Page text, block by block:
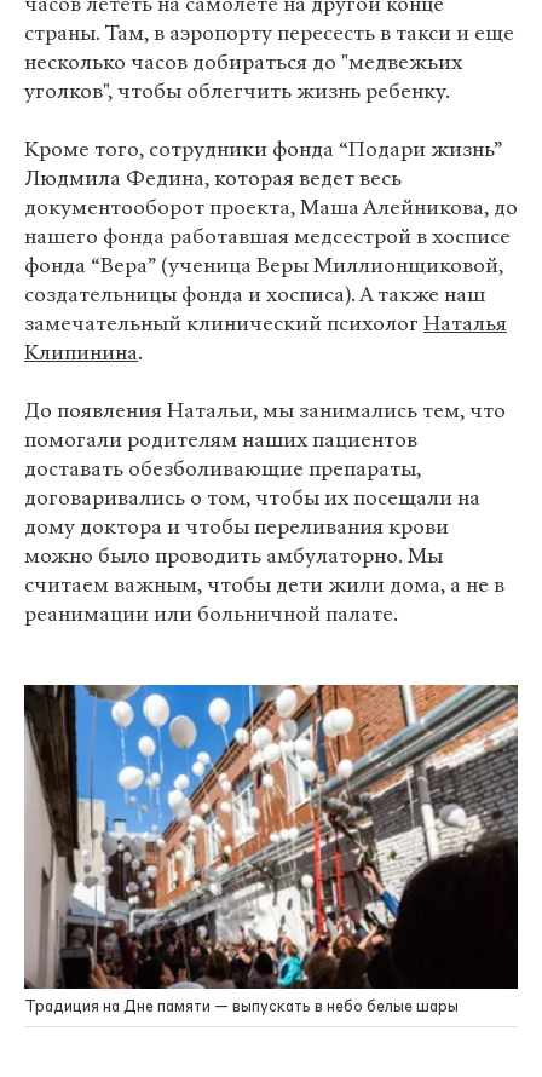
страны. Там, в аэропорту пересесть в такси и еще
несколько часов добираться до "медвежьих
уголков", чтобы облегчить жизнь ребенку.
Кроме того, сотрудники фонда “Подари жизнь”
Людмила Федина, которая ведет весь
документооборот проекта, Маша Алейникова, до
нашего фонда работавшая медсестрой в хосписе
фонда “Вера” (ученица Веры Миллионщиковой,
создательницы фонда и хосписа). А также наш
замечательный клинический психолог Наталья
Клипинина.
До появления Натальи, мы занимались тем, что
помогали родителям наших пациентов
доставать обезболивающие препараты,
договаривались о том, чтобы их посещали на
дому доктора и чтобы переливания крови
можно было проводить амбулаторно. Мы
считаем важным, чтобы дети жили дома, а не в
реанимации или больничной палате.
Традиция на Дне памяти — выпускать в небо белые шары